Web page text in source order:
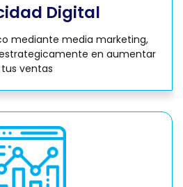
Digital
mediante media marketing,
en aumentar
tus ventas